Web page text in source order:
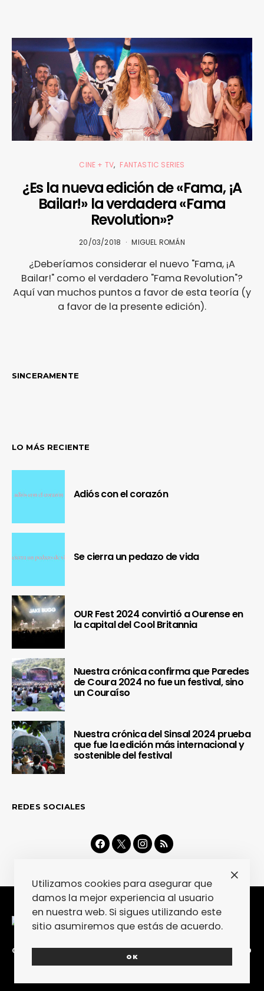
CINE + TV FANTASTIC SERIES
¿Es la nueva edición de «Fama, ¡A
Bailar!» la verdadera «Fama
Revolution»?
20/03/2018 MIGUEL ROMÁN
¿Deberíamos considerar el nuevo "Fama, ¡A
Bailar!" como el verdadero "Fama Revolution"?
Aquí van muchos puntos a favor de esta teoría (y
a favor de la presente edición).
SINCERAMENTE
LO MÁS RECIENTE
Adiós con el corazón
Se cierra un pedazo de vida
OUR Fest 2024 convirtió a Ourense en
la capital del Cool Britannia
Nuestra crónica confirma que Paredes
de Coura 2024 no fue un festival, sino
un Couraíso
Nuestra crónica del Sinsal 2024 prueba
que fue la edición más internacional y
sostenible del festival
REDES SOCIALES
CONTACTA COLABORA POLÍTICA DE PRIVACIDAD
Utilizamos cookies para asegurar que
damos la mejor experiencia al usuario
en nuestra web. Si sigues utilizando este
sitio asumiremos que estás de acuerdo.
OK